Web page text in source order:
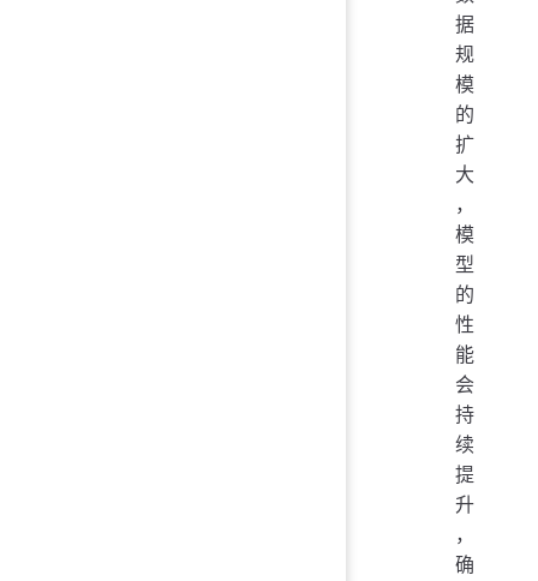
据
规
模
的
扩
大
，
模
型
的
性
能
会
持
续
提
升
，
确